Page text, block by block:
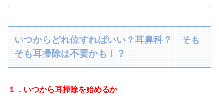
いつからどれ位すればいい？耳鼻科？ そも
そも耳掃除は不要かも！？
１．いつから耳掃除を始めるか